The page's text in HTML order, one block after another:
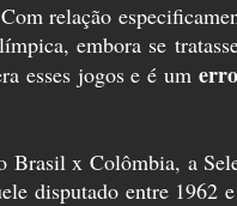
relação
embora se
esses jogos e é um
Brasil x Colômbia, a
disputado entre 1962